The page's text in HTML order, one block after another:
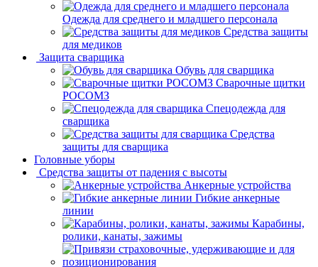
Одежда для среднего и младшего персонала
Средства защиты
для медиков
Защита сварщика
Обувь для сварщика
Сварочные щитки
РОСОМЗ
Спецодежда для
сварщика
Средства
защиты для сварщика
Головные уборы
Средства защиты от падения с высоты
Анкерные устройства
Гибкие анкерные
линии
Карабины,
ролики, канаты, зажимы